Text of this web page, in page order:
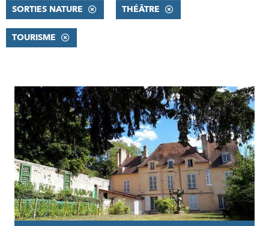
SORTIES NATURE THÉÂTRE
TOURISME
RÉSULTATS